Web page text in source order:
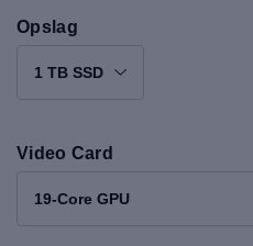
Opslag
1 TB SSD
Video Card
19-Core GPU